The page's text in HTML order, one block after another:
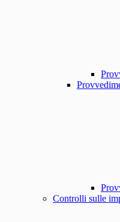
Controlli sulle